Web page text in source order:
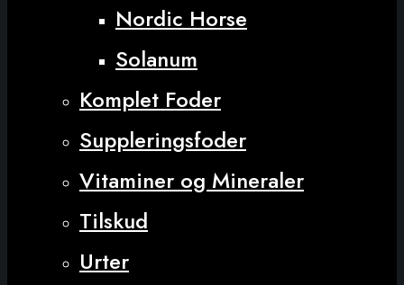
Nordic Horse
Solanum
Komplet Foder
Suppleringsfoder
Vitaminer og Mineraler
Tilskud
Urter